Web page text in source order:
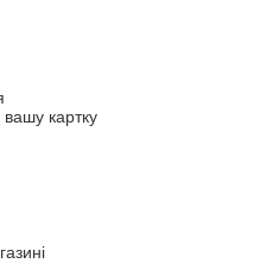
картку